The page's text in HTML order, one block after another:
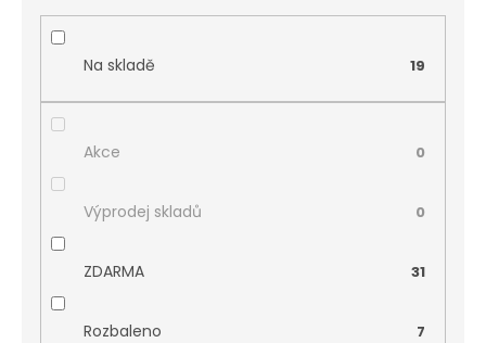
Na skladě 19
Akce 0
Výprodej skladů 0
ZDARMA 31
Rozbaleno 7